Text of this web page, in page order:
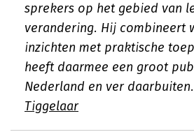
sprekers op het gebied van
verandering. Hij combineert
inzichten met praktische
heeft daarmee een groot
Nederland en ver daarbuiten.
Tiggelaar